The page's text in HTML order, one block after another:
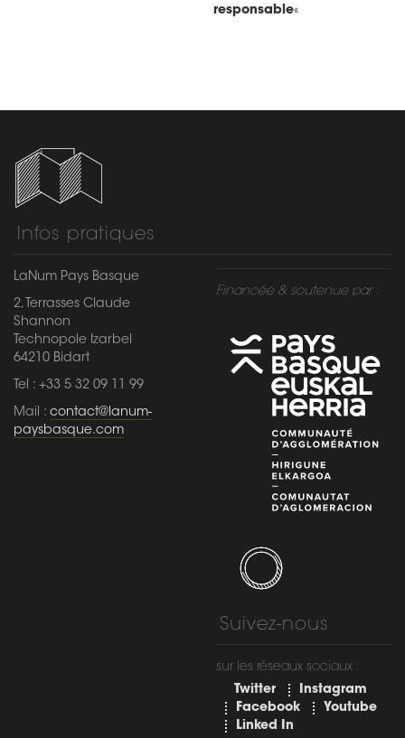
responsable«
Infos pratiques
LaNum Pays Basque
2, Terrasses Claude
Shannon
Technopole Izarbel
64210 Bidart
Tel : +33 5 32 09 11 99
Mail : contact@lanum-
paysbasque.com
Financée & soutenue par :
Suivez-nous
sur les réseaux sociaux :
Twitter
Instagram
Facebook
Youtube
Linked In